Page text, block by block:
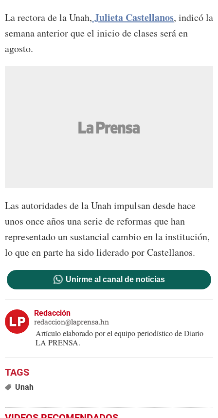
La rectora de la Unah, Julieta Castellanos, indicó la
semana anterior que el inicio de clases será en
agosto.
Las autoridades de la Unah impulsan desde hace
unos once años una serie de reformas que han
representado un sustancial cambio en la institución,
lo que en parte ha sido liderado por Castellanos.
Unirme al canal de noticias
Redacción
redaccion@laprensa.hn
Artículo elaborado por el equipo periodístico de Diario
LA PRENSA.
Unah